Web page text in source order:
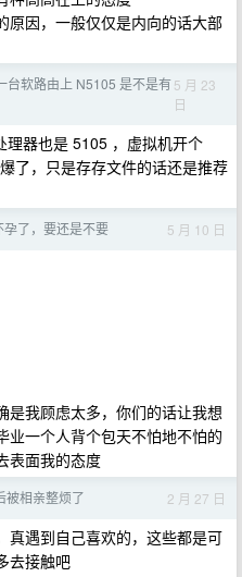
原因，一般仅仅是内向的话大部
台软路由上 N5105 是不是有5 月 23
日
器也是 5105 ，虚拟机开个
了，只是存存文件的话还是推荐
孕了，要还是不要 5 月 10 日
是我顾虑太多，你们的话让我想
业一个人背个包天不怕地不怕的
表面我的态度
被相亲整烦了 2 月 27 日
真遇到自己喜欢的，这些都是可
去接触吧